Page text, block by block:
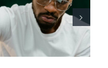
avanzadas
para mejorar
la
comprensión